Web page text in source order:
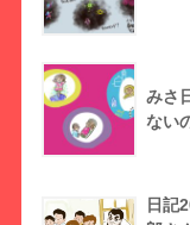
みさ
ない
日記